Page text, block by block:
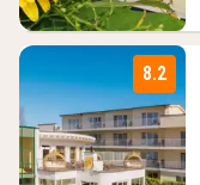
8.2